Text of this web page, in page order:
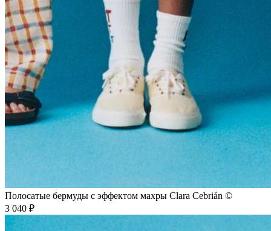
Полосатые бермуды с эффектом махры Clara Cebrián ©
3 040 ₽